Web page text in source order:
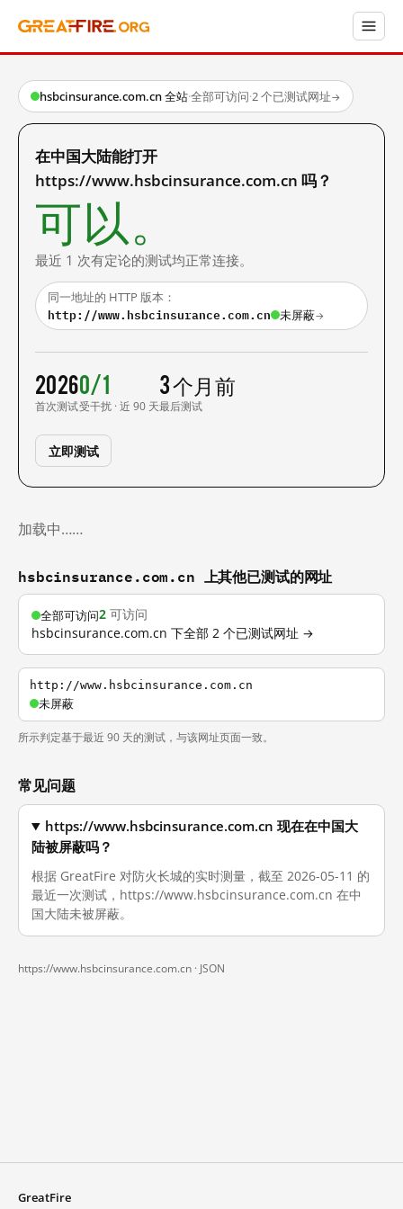
hsbcinsurance.com.cn 全站·全部可访问·2 个已测试网址→
在中国大陆能打开
https://www.hsbcinsurance.com.cn 吗？
可以。
最近 1 次有定论的测试均正常连接。
同一地址的 HTTP 版本：
http://www.hsbcinsurance.com.cn 未屏蔽→
2026
首次测试
0/1
受干扰 · 近 90 天
3 个月前
最后测试
立即测试
加载中……
hsbcinsurance.com.cn 上其他已测试的网址
全部可访问2 可访问
hsbcinsurance.com.cn 下全部 2 个已测试网址 →
http://www.hsbcinsurance.com.cn
未屏蔽
所示判定基于最近 90 天的测试，与该网址页面一致。
常见问题
https://www.hsbcinsurance.com.cn 现在在中国大
陆被屏蔽吗？
根据 GreatFire 对防火长城的实时测量，截至 2026-05-11 的
最近一次测试，https://www.hsbcinsurance.com.cn 在中
国大陆未被屏蔽。
https://www.hsbcinsurance.com.cn · JSON
GreatFire